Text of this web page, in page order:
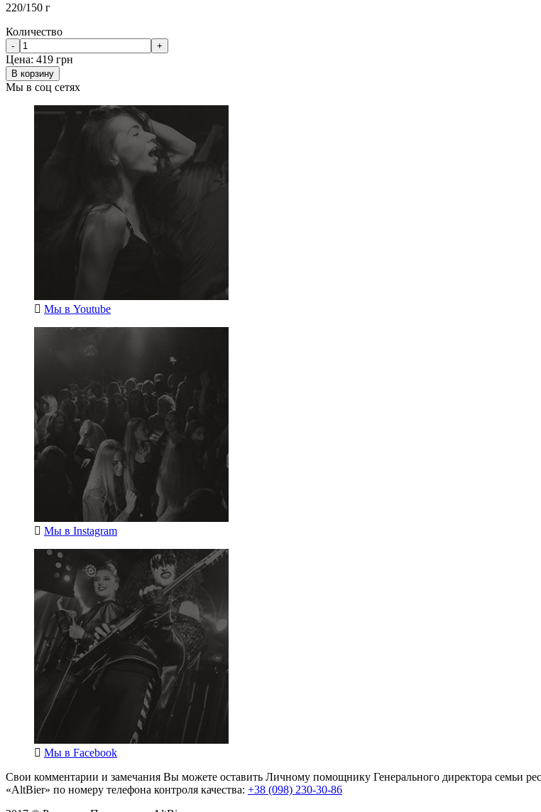
220/150 г
Количество
- +
Цена: 419 грн
В корзину
Мы в соц сетях
Мы в Youtube
Мы в Instagram
Мы в Facebook
Свои комментарии и замечания Вы можете оставить Личному помощнику Генерального директора семьи
«AltBier» по номеру телефона контроля качества: +38 (098) 230-30-86